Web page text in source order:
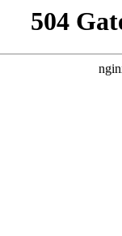
504